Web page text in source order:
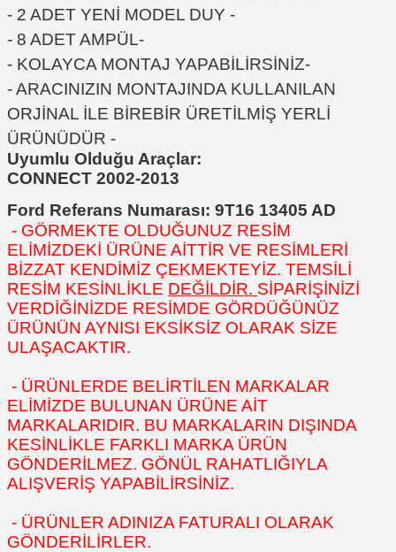
- 2 ADET YENİ MODEL DUY -
- 8 ADET AMPÜL-
- KOLAYCA MONTAJ YAPABİLİRSİNİZ-
- ARACINIZIN MONTAJINDA KULLANILAN
ORJİNAL İLE BİREBİR ÜRETİLMİŞ YERLİ
ÜRÜNÜDÜR -
Uyumlu Olduğu Araçlar:
CONNECT 2002-2013
Ford Referans Numarası: 9T16 13405 AD
- GÖRMEKTE OLDUĞUNUZ RESİM
ELİMİZDEKİ ÜRÜNE AİTTİR VE RESİMLERİ
BİZZAT KENDİMİZ ÇEKMEKTEYİZ. TEMSİLİ
RESİM KESİNLİKLE DEĞİLDİR. SİPARİŞİNİZİ
VERDİĞİNİZDE RESİMDE GÖRDÜĞÜNÜZ
ÜRÜNÜN AYNISI EKSİKSİZ OLARAK SİZE
ULAŞACAKTIR.
- ÜRÜNLERDE BELİRTİLEN MARKALAR
ELİMİZDE BULUNAN ÜRÜNE AİT
MARKALARIDIR. BU MARKALARIN DIŞINDA
KESİNLİKLE FARKLI MARKA ÜRÜN
GÖNDERİLMEZ. GÖNÜL RAHATLIĞIYLA
ALIŞVERİŞ YAPABİLİRSİNİZ.
- ÜRÜNLER ADINIZA FATURALI OLARAK
GÖNDERİLİRLER.